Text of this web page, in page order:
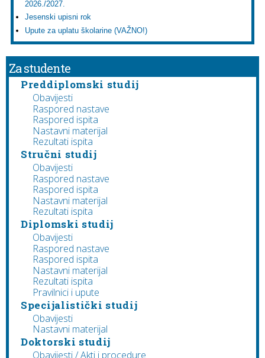
2026./2027.
Jesenski upisni rok
Upute za uplatu školarine (VAŽNO!)
Za studente
Preddiplomski studij
Obavijesti
Raspored nastave
Raspored ispita
Nastavni materijal
Rezultati ispita
Stručni studij
Obavijesti
Raspored nastave
Raspored ispita
Nastavni materijal
Rezultati ispita
Diplomski studij
Obavijesti
Raspored nastave
Raspored ispita
Nastavni materijal
Rezultati ispita
Pravilnici i upute
Specijalistički studij
Obavijesti
Nastavni materijal
Doktorski studij
Obavijesti / Akti i procedure